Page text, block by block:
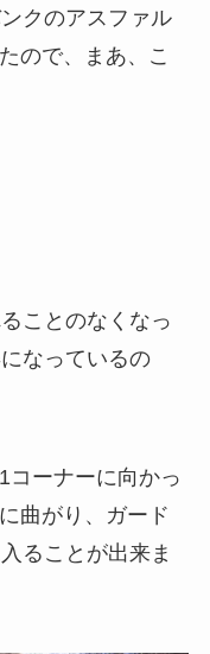
クのアスファル
ので、まあ、こ
ことのなくなっ
なっているの
コーナーに向かっ
曲がり、ガード
ることが出来ま